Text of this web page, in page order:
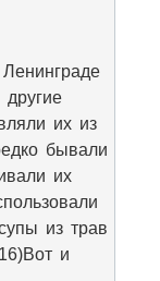
их из
бывали
их
из трав
и